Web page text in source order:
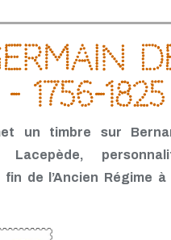
1825
un timbre sur
de l’Ancien Régime à